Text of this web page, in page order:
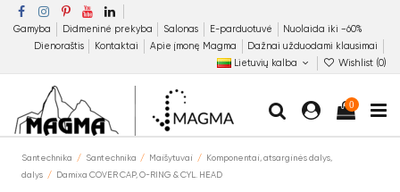
Gamyba Didmeninė prekyba Salonas E-parduotuvė
Nuolaida iki −60%
Dienoraštis
Kontaktai Apie įmonę Magma
Dažnai užduodami klausimai
Lietuvių kalba
Wishlist (0)
0
Santechnika Santechnika Maišytuvai
Komponentai, atsarginės dalys,
dalys
Damixa COVER CAP, O-RING & CYL. HEAD